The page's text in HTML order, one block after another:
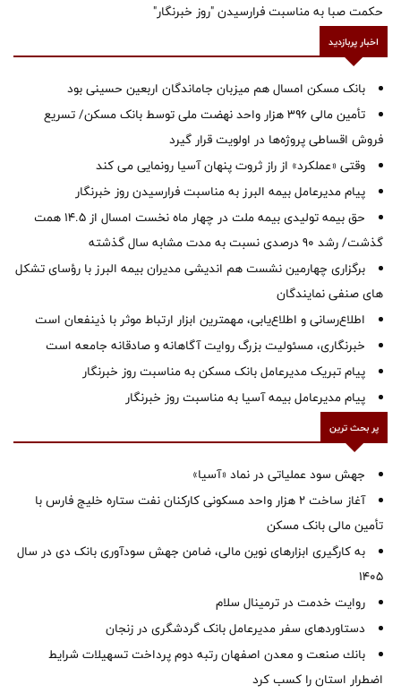
حکمت صبا به مناسبت فرارسیدن "روز خبرنگار"
اخبار پربازدید
بانک مسکن امسال هم میزبان جاماندگان اربعین حسینی بود
تأمین مالی ۳۹۶ هزار واحد نهضت ملی توسط بانک مسکن/ تسریع
فروش اقساطی پروژه‌ها در اولویت قرار گیرد
وقتی «عملکرد» از راز ثروت پنهان آسیا رونمایی می کند
پیام مدیرعامل بیمه البرز به مناسبت فرارسیدن روز خبرنگار
حق بیمه تولیدی بیمه ملت در چهار ماه نخست امسال از 14.5 همت
گذشت/ رشد 90 درصدی نسبت به مدت مشابه سال گذشته
برگزاری چهارمین نشست هم اندیشی مدیران بیمه البرز با رؤسای تشکل
های صنفی نمایندگان
اطلاع‌رسانی و اطلاع‌یابی، مهمترین ابزار ارتباط موثر با ذینفعان است
خبرنگاری، مسئولیت بزرگ روایت آگاهانه و صادقانه جامعه است
پیام تبریک مدیرعامل بانک مسکن به مناسبت روز خبرنگار
پیام مدیرعامل بیمه آسیا به مناسبت روز خبرنگار
پر بحث ترین
جهش سود عملیاتی در نماد «آسیا»
آغاز ساخت ۲ هزار واحد مسکونی کارکنان نفت ستاره خلیج فارس با
تأمین مالی بانک مسکن
به کارگیری ابزارهای نوین مالی، ضامن جهش سودآوری بانک دی در سال
1405
روایت خدمت در ترمینال سلام
دستاوردهای سفر مدیرعامل بانک گردشگری در زنجان
بانك صنعت و معدن اصفهان رتبه دوم پرداخت تسهیلات شرایط
اضطرار استان را كسب كرد